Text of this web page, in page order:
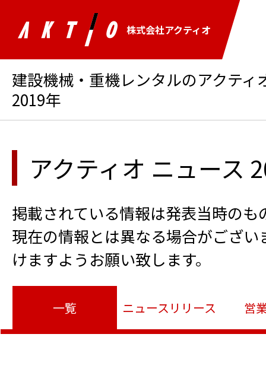
株式会社アクティオ
建設機械・重機レンタルのアクティ
2019年
アクティオ ニュース
掲載されている情報は発表当時のも
現在の情報とは異なる場合がござ
けますようお願い致します。
一覧 ニュースリリース 営